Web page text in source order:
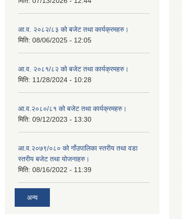
आ.व. २०८२/८३ को बजेट तथा कार्यक्रमहरु।
मिति: 08/06/2025 - 12:05
आ.व. २०८१/८२ को बजेट तथा कार्यक्रमहरु।
मिति: 11/28/2024 - 10:28
आ.व.२०८०/८१ को बजेट तथा कार्यक्रमहरु।
मिति: 09/12/2023 - 13:30
आ.व.२०७९/०८० को गाँउपालिका स्तरीय तथा वडा
स्तरीय बजेट तथा योजनाहरु।
मिति: 08/16/2022 - 11:39
अन्य